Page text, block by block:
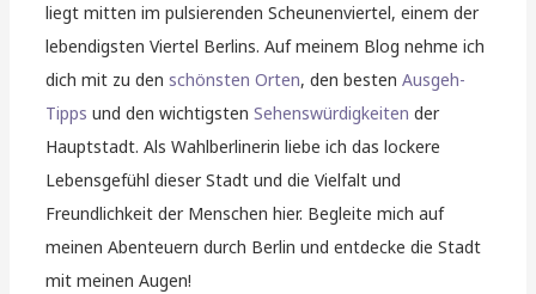
liegt mitten im pulsierenden Scheunenviertel, einem der
lebendigsten Viertel Berlins. Auf meinem Blog nehme ich
dich mit zu denschönsten Orten, den bestenAusgeh-
Tipps und den wichtigstenSehenswürdigkeiten der
Hauptstadt. Als Wahlberlinerin liebe ich das lockere
Lebensgefühl dieser Stadt und die Vielfalt und
Freundlichkeit der Menschen hier. Begleite mich auf
meinen Abenteuern durch Berlin und entdecke die Stadt
mit meinen Augen!